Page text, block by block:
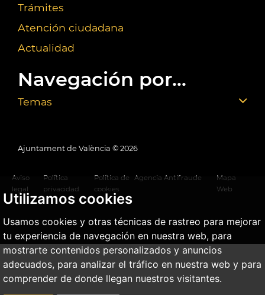
Utilizamos cookies
Usamos cookies y otras técnicas de rastreo para mejorar
tu experiencia de navegación en nuestra web, para
mostrarte contenidos personalizados y anuncios
adecuados, para analizar el tráfico en nuestra web y para
comprender de donde llegan nuestros visitantes.
Trámites
Atención ciudadana
Actualidad
Navegación por...
Temas
Ajuntament de València © 2026
Aviso
legal
Política
privacidad
Política de
cookies
Agencia Antifraude
Mapa
Web